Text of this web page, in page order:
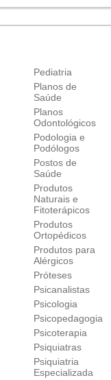
Pediatria
Planos de
Saúde
Planos
Odontológicos
Podologia e
Podólogos
Postos de
Saúde
Produtos
Naturais e
Fitoterápicos
Produtos
Ortopédicos
Produtos para
Alérgicos
Próteses
Psicanalistas
Psicologia
Psicopedagogia
Psicoterapia
Psiquiatras
Psiquiatria
Especializada